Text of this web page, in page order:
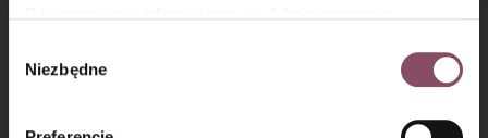
Gdańsk (80-339) adres: Dickmana 14/15 więcej
informacji o przetwarzaniu danych osobowych oraz
Polityce
zgody
Niezbędne